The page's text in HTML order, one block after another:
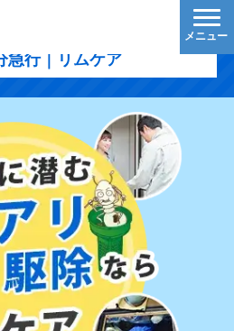
｜1,200円/㎡〜・5年保証・
急行｜リムケア